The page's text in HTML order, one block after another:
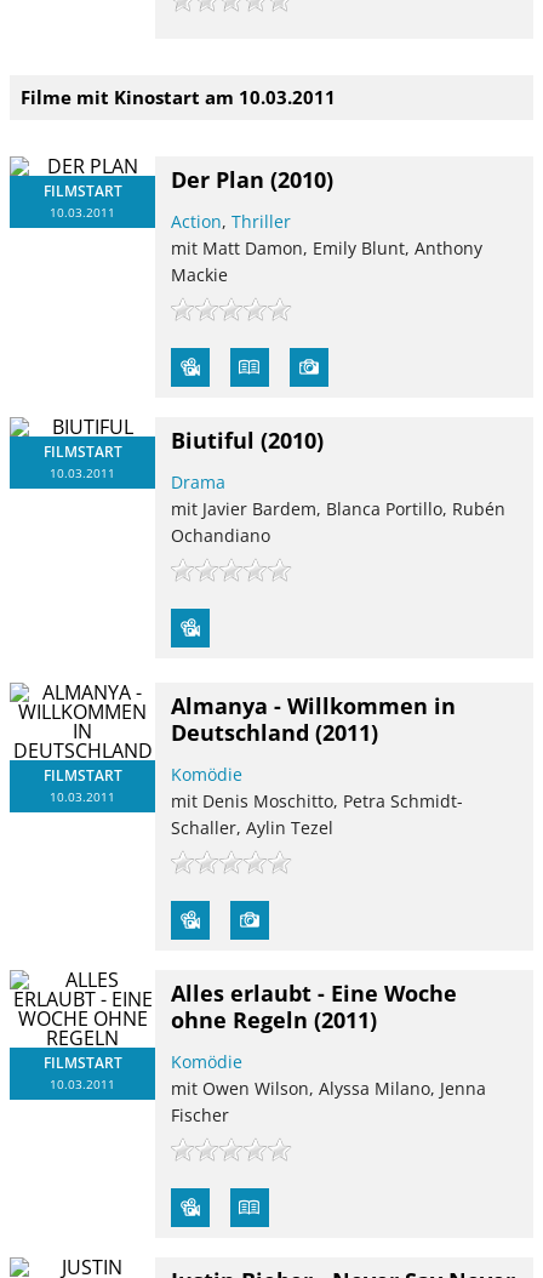
Filme mit Kinostart am 10.03.2011
FILMSTART
10.03.2011
Der Plan (2010)
Action,Thriller
mit Matt Damon, Emily Blunt, Anthony
Mackie
FILMSTART
10.03.2011
Biutiful (2010)
Drama
mit Javier Bardem, Blanca Portillo, Rubén
Ochandiano
FILMSTART
10.03.2011
Almanya - Willkommen in
Deutschland (2011)
Komödie
mit Denis Moschitto, Petra Schmidt-
Schaller, Aylin Tezel
FILMSTART
10.03.2011
Alles erlaubt - Eine Woche
ohne Regeln (2011)
Komödie
mit Owen Wilson, Alyssa Milano, Jenna
Fischer